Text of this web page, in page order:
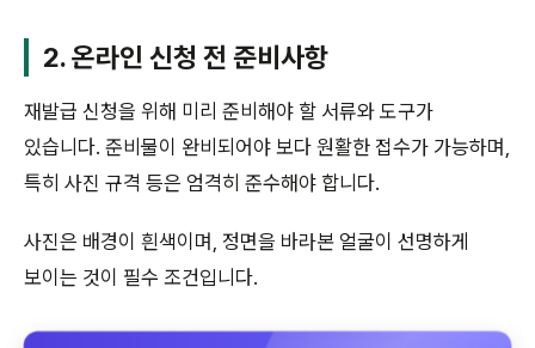
2. 온라인 신청 전 준비사항
재발급 신청을 위해 미리 준비해야 할 서류와 도구가
있습니다. 준비물이 완비되어야 보다 원활한 접수가 가능하며,
특히 사진 규격 등은 엄격히 준수해야 합니다.
사진은 배경이 흰색이며, 정면을 바라본 얼굴이 선명하게
보이는 것이 필수 조건입니다.